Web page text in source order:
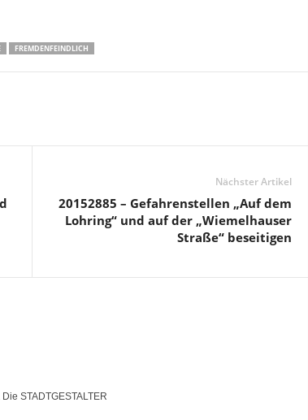
FREMDENFEINDLICH
Nächster Artikel
20152885 – Gefahrenstellen „Auf dem
Lohring“ und auf der „Wiemelhauser
Straße“ beseitigen
STADTGESTALTER